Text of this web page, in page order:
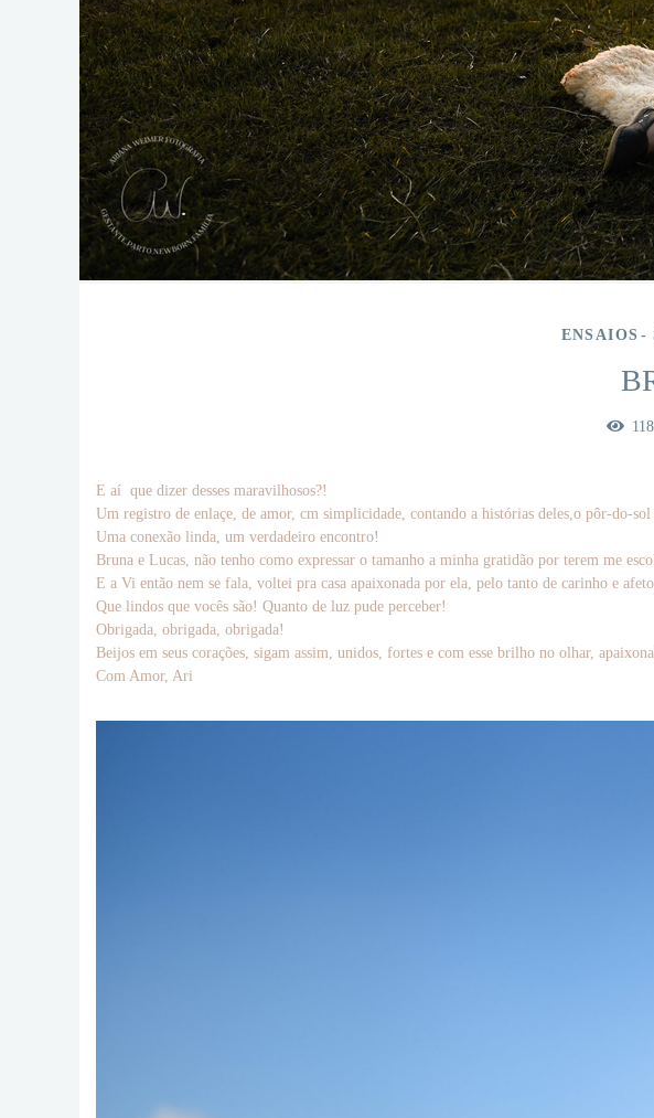
ENSAIOS
E aí que dizer desses maravilhosos?!
Um registro de enlaçe, de amor, cm simplicidade, contando a histórias deles,o pôr-do-
Uma conexão linda, um verdadeiro encontro!
Bruna e Lucas, não tenho como expressar o tamanho a minha gratidão por terem me
E a Vi então nem se fala, voltei pra casa apaixonada por ela, pelo tanto de carinho e
Que lindos que vocês são! Quanto de luz pude perceber!
Obrigada, obrigada, obrigada!
Beijos em seus corações, sigam assim, unidos, fortes e com esse brilho no olhar,
Com Amor, Ari